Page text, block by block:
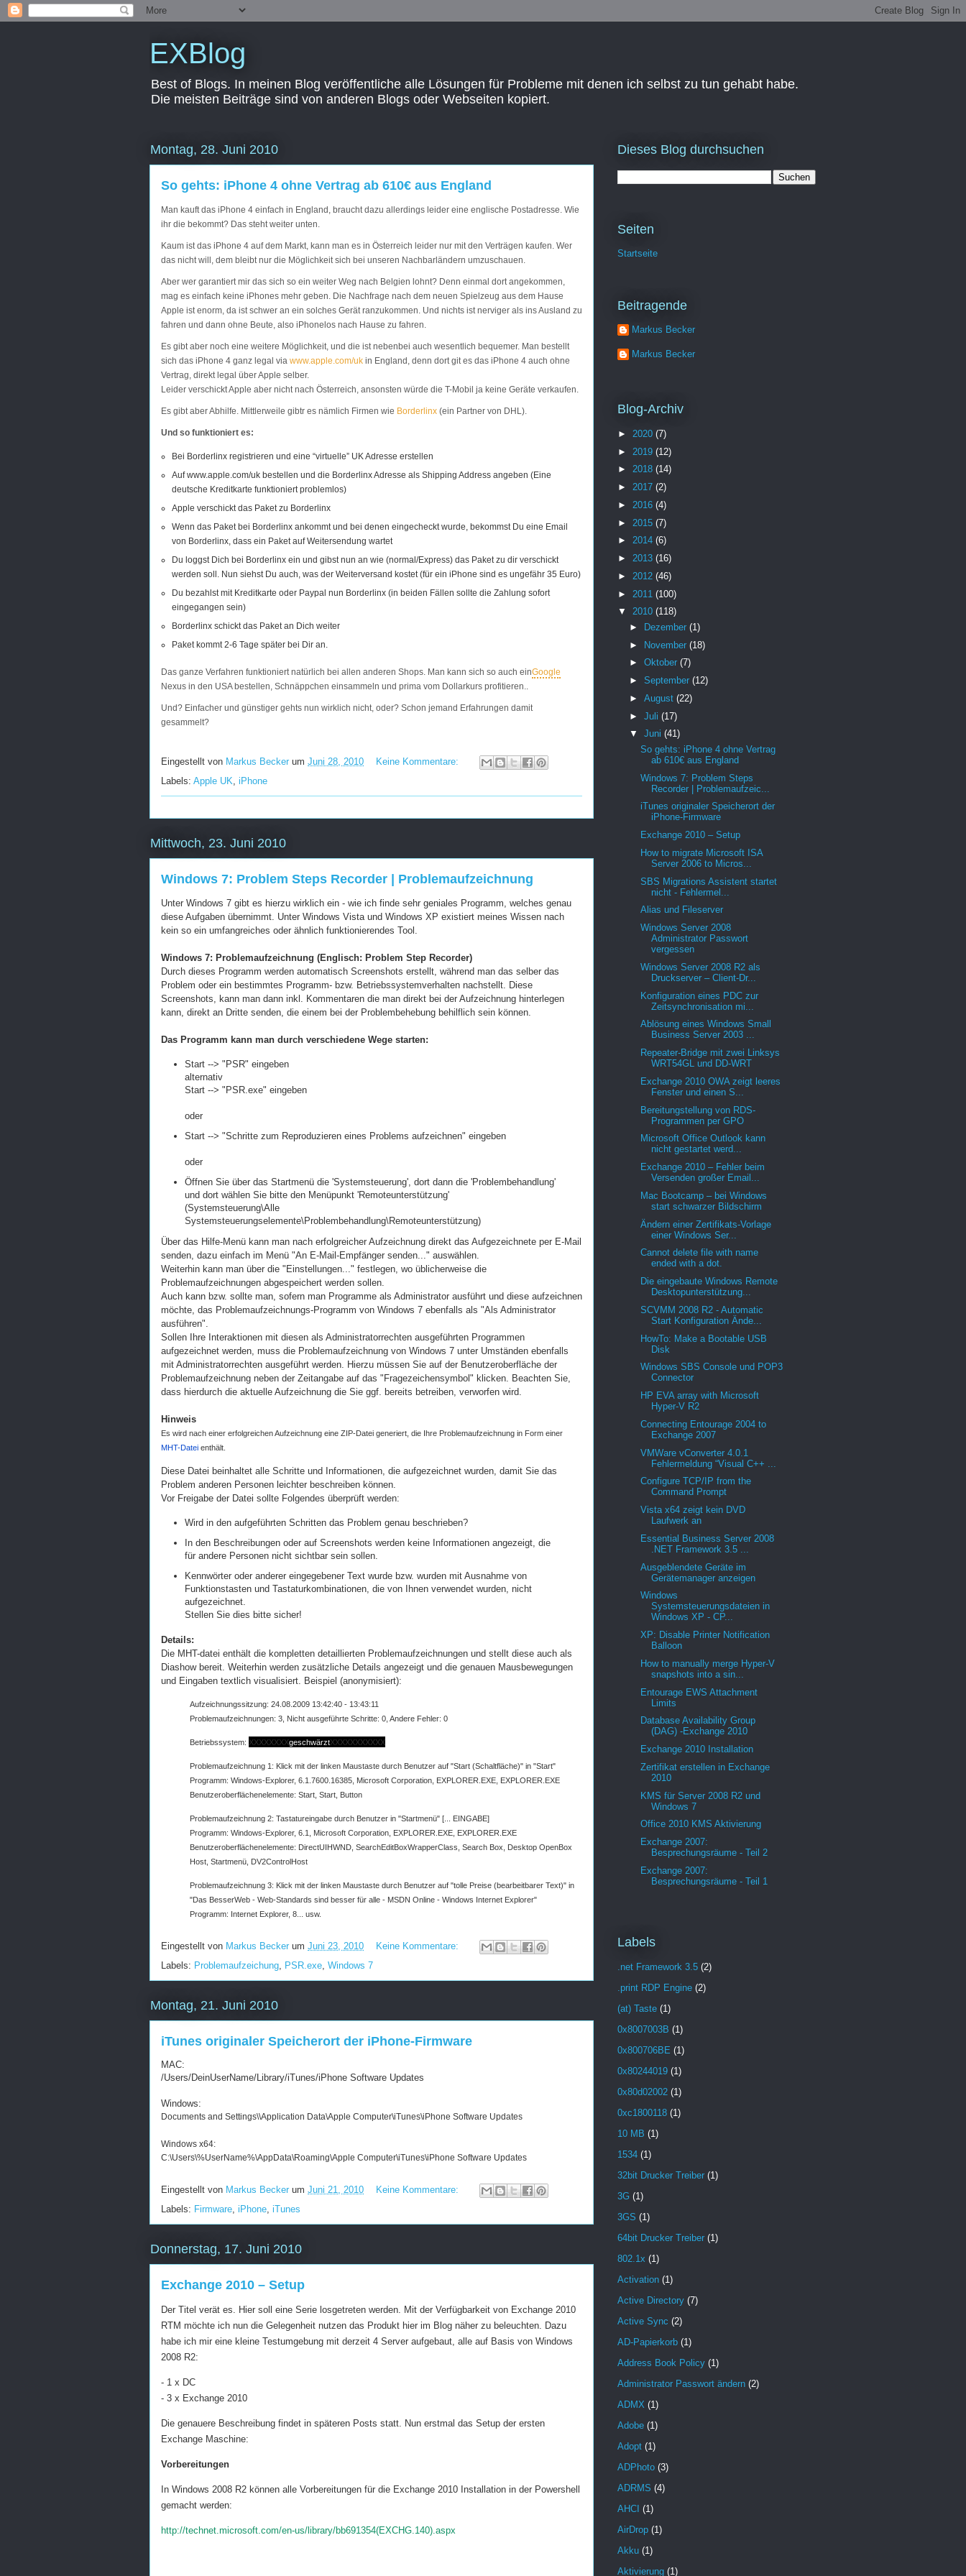
EXBlog
Best of Blogs. In meinen Blog veröffentliche alle Lösungen für Probleme mit denen ich selbst zu tun gehabt habe.
Die meisten Beiträge sind von anderen Blogs oder Webseiten kopiert.
Montag, 28. Juni 2010
So gehts: iPhone 4 ohne Vertrag ab 610€ aus England
Man kauft das iPhone 4 einfach in England, braucht dazu allerdings leider eine englische Postadresse. Wie
ihr die bekommt? Das steht weiter unten.
Kaum ist das iPhone 4 auf dem Markt, kann man es in Österreich leider nur mit den Verträgen kaufen. Wer
das nicht will, dem bleibt nur die Möglichkeit sich bei unseren Nachbarländern umzuschauen.
Aber wer garantiert mir das sich so ein weiter Weg nach Belgien lohnt? Denn einmal dort angekommen,
mag es einfach keine iPhones mehr geben. Die Nachfrage nach dem neuen Spielzeug aus dem Hause
Apple ist enorm, da ist schwer an ein solches Gerät ranzukommen. Und nichts ist nerviger als ins Ausland zu
fahren und dann ohne Beute, also iPhonelos nach Hause zu fahren.
Es gibt aber noch eine weitere Möglichkeit, und die ist nebenbei auch wesentlich bequemer. Man bestellt
sich das iPhone 4 ganz legal via www.apple.com/uk in England, denn dort git es das iPhone 4 auch ohne
Vertrag, direkt legal über Apple selber.
Leider verschickt Apple aber nicht nach Österreich, ansonsten würde die T-Mobil ja keine Geräte verkaufen.
Es gibt aber Abhilfe. Mittlerweile gibtr es nämlich Firmen wie Borderlinx (ein Partner von DHL).
Und so funktioniert es:
Bei Borderlinx registrieren und eine “virtuelle” UK Adresse erstellen
Auf www.apple.com/uk bestellen und die Borderlinx Adresse als Shipping Address angeben (Eine
deutsche Kreditkarte funktioniert problemlos)
Apple verschickt das Paket zu Borderlinx
Wenn das Paket bei Borderlinx ankommt und bei denen eingecheckt wurde, bekommst Du eine Email
von Borderlinx, dass ein Paket auf Weitersendung wartet
Du loggst Dich bei Borderlinx ein und gibst nun an wie (normal/Express) das Paket zu dir verschickt
werden soll. Nun siehst Du auch, was der Weiterversand kostet (für ein iPhone sind es ungefähr 35 Euro)
Du bezahlst mit Kreditkarte oder Paypal nun Borderlinx (in beiden Fällen sollte die Zahlung sofort
eingegangen sein)
Borderlinx schickt das Paket an Dich weiter
Paket kommt 2-6 Tage später bei Dir an.
Das ganze Verfahren funktioniert natürlich bei allen anderen Shops. Man kann sich so auch einGoogle
Nexus in den USA bestellen, Schnäppchen einsammeln und prima vom Dollarkurs profitieren..
Und? Einfacher und günstiger gehts nun wirklich nicht, oder? Schon jemand Erfahrungen damit
gesammelt?
Eingestellt von Markus Becker um Juni 28, 2010
Keine Kommentare:
Labels: Apple UK, iPhone
Mittwoch, 23. Juni 2010
Windows 7: Problem Steps Recorder | Problemaufzeichnung
Unter Windows 7 gibt es hierzu wirklich ein - wie ich finde sehr geniales Programm, welches genau
diese Aufgaben übernimmt. Unter Windows Vista und Windows XP existiert meines Wissen nach
kein so ein umfangreiches oder ähnlich funktionierendes Tool.
Windows 7: Problemaufzeichnung (Englisch: Problem Step Recorder)
Durch dieses Programm werden automatisch Screenshots erstellt, während man das selber das
Problem oder ein bestimmtes Programm- bzw. Betriebssystemverhalten nachstellt. Diese
Screenshots, kann man dann inkl. Kommentaren die man direkt bei der Aufzeichnung hinterlegen
kann, direkt an Dritte senden, die einem bei der Problembehebung behilflich sein können.
Das Programm kann man durch verschiedene Wege starten:
Start --> "PSR" eingeben
alternativ
Start --> "PSR.exe" eingeben
oder
Start --> "Schritte zum Reproduzieren eines Problems aufzeichnen" eingeben
oder
Öffnen Sie über das Startmenü die 'Systemsteuerung', dort dann die 'Problembehandlung'
und dort wählen Sie bitte den Menüpunkt 'Remoteunterstützung'
(Systemsteuerung\Alle
Systemsteuerungselemente\Problembehandlung\Remoteunterstützung)
Über das Hilfe-Menü kann man nach erfolgreicher Aufzeichnung direkt das Aufgezeichnete per E-Mail
senden, dazu einfach im Menü "An E-Mail-Empfänger senden..." auswählen.
Weiterhin kann man über die "Einstellungen..." festlegen, wo üblicherweise die
Problemaufzeichnungen abgespeichert werden sollen.
Auch kann bzw. sollte man, sofern man Programme als Administrator ausführt und diese aufzeichnen
möchte, das Problemaufzeichnungs-Programm von Windows 7 ebenfalls als "Als Administrator
ausführen".
Sollen Ihre Interaktionen mit diesen als Administratorrechten ausgeführten Programmen
aufgezeichnet werden, muss die Problemaufzeichnung von Windows 7 unter Umständen ebenfalls
mit Administratorrechten ausgeführt werden. Hierzu müssen Sie auf der Benutzeroberfläche der
Problemaufzeichnung neben der Zeitangabe auf das "Fragezeichensymbol" klicken. Beachten Sie,
dass hierdurch die aktuelle Aufzeichnung die Sie ggf. bereits betreiben, verworfen wird.
Hinweis
Es wird nach einer erfolgreichen Aufzeichnung eine ZIP-Datei generiert, die Ihre Problemaufzeichnung in Form einer
MHT-Datei enthält.
Diese Datei beinhaltet alle Schritte und Informationen, die aufgezeichnet wurden, damit Sie das
Problem anderen Personen leichter beschreiben können.
Vor Freigabe der Datei sollte Folgendes überprüft werden:
Wird in den aufgeführten Schritten das Problem genau beschrieben?
In den Beschreibungen oder auf Screenshots werden keine Informationen angezeigt, die
für andere Personen nicht sichtbar sein sollen.
Kennwörter oder anderer eingegebener Text wurde bzw. wurden mit Ausnahme von
Funktionstasten und Tastaturkombinationen, die von Ihnen verwendet wurden, nicht
aufgezeichnet.
Stellen Sie dies bitte sicher!
Details:
Die MHT-datei enthält die kompletten detaillierten Problemaufzeichnungen und stellt diese auch als
Diashow bereit. Weiterhin werden zusätzliche Details angezeigt und die genauen Mausbewegungen
und Eingaben textlich visualisiert. Beispiel (anonymisiert):
Aufzeichnungssitzung: 24.08.2009 13:42:40 - 13:43:11
Problemaufzeichnungen: 3, Nicht ausgeführte Schritte: 0, Andere Fehler: 0
Betriebssystem: XXXXXXXXgeschwärztXXXXXXXXXXX
Problemaufzeichnung 1: Klick mit der linken Maustaste durch Benutzer auf "Start (Schaltfläche)" in "Start"
Programm: Windows-Explorer, 6.1.7600.16385, Microsoft Corporation, EXPLORER.EXE, EXPLORER.EXE
Benutzeroberflächenelemente: Start, Start, Button
Problemaufzeichnung 2: Tastatureingabe durch Benutzer in "Startmenü" [... EINGABE]
Programm: Windows-Explorer, 6.1, Microsoft Corporation, EXPLORER.EXE, EXPLORER.EXE
Benutzeroberflächenelemente: DirectUIHWND, SearchEditBoxWrapperClass, Search Box, Desktop OpenBox
Host, Startmenü, DV2ControlHost
Problemaufzeichnung 3: Klick mit der linken Maustaste durch Benutzer auf "tolle Preise (bearbeitbarer Text)" in
"Das BesserWeb - Web-Standards sind besser für alle - MSDN Online - Windows Internet Explorer"
Programm: Internet Explorer, 8... usw.
Eingestellt von Markus Becker um Juni 23, 2010
Keine Kommentare:
Labels: Problemaufzeichung PSR.exe Windows 7
Montag, 21. Juni 2010
iTunes originaler Speicherort der iPhone-Firmware
MAC:
/Users/DeinUserName/Library/iTunes/iPhone Software Updates
Windows:
Documents and Settings\\Application Data\Apple Computer\iTunes\iPhone Software Updates
Windows x64:
C:\Users\%UserName%\AppData\Roaming\Apple Computer\iTunes\iPhone Software Updates
Eingestellt von Markus Becker um Juni 21, 2010
Keine Kommentare:
Labels: Firmware iPhone iTunes
Donnerstag, 17. Juni 2010
Exchange 2010 – Setup
Der Titel verät es. Hier soll eine Serie losgetreten werden. Mit der Verfügbarkeit von Exchange 2010
RTM möchte ich nun die Gelegenheit nutzen das Produkt hier im Blog näher zu beleuchten. Dazu
habe ich mir eine kleine Testumgebung mit derzeit 4 Server aufgebaut, alle auf Basis von Windows
2008 R2:
- 1 x DC
- 3 x Exchange 2010
Die genauere Beschreibung findet in späteren Posts statt. Nun erstmal das Setup der ersten
Exchange Maschine:
Vorbereitungen
In Windows 2008 R2 können alle Vorbereitungen für die Exchange 2010 Installation in der Powershell
gemacht werden:
http://technet.microsoft.com/en-us/library/bb691354(EXCHG.140).aspx
Dieses Blog durchsuchen
Seiten
Startseite
Beitragende
Markus Becker
Markus Becker
Blog-Archiv
► 2020 (7)
► 2019 (12)
► 2018 (14)
► 2017 (2)
► 2016 (4)
► 2015 (7)
► 2014 (6)
► 2013 (16)
► 2012 (46)
► 2011 (100)
▼ 2010 (118)
►
Dezember (1)
► November (18)
► Oktober (7)
► September (12)
► August (22)
► Juli (17)
▼ Juni (41)
So gehts: iPhone 4 ohne Vertrag
ab 610€ aus England
Windows 7: Problem Steps
Recorder | Problemaufzeic...
iTunes originaler Speicherort der
iPhone-Firmware
Exchange 2010 – Setup
How to migrate Microsoft ISA
Server 2006 to Micros...
SBS Migrations Assistent startet
nicht - Fehlermel...
Alias und Fileserver
Windows Server 2008
Administrator Passwort
vergessen
Windows Server 2008 R2 als
Druckserver – Client-Dr...
Konfiguration eines PDC zur
Zeitsynchronisation mi...
Ablösung eines Windows Small
Business Server 2003 ...
Repeater-Bridge mit zwei Linksys
WRT54GL und DD-WRT
Exchange 2010 OWA zeigt leeres
Fenster und einen S...
Bereitungstellung von RDS-
Programmen per GPO
Microsoft Office Outlook kann
nicht gestartet werd...
Exchange 2010 – Fehler beim
Versenden großer Email...
Mac Bootcamp – bei Windows
start schwarzer Bildschirm
Ändern einer Zertifikats-Vorlage
einer Windows Ser...
Cannot delete file with name
ended with a dot.
Die eingebaute Windows Remote
Desktopunterstützung...
SCVMM 2008 R2 - Automatic
Start Konfiguration Ände...
HowTo: Make a Bootable USB
Disk
Windows SBS Console und POP3
Connector
HP EVA array with Microsoft
Hyper-V R2
Connecting Entourage 2004 to
Exchange 2007
VMWare vConverter 4.0.1
Fehlermeldung “Visual C++ ...
Configure TCP/IP from the
Command Prompt
Vista x64 zeigt kein DVD
Laufwerk an
Essential Business Server 2008
.NET Framework 3.5 ...
Ausgeblendete Geräte im
Gerätemanager anzeigen
Windows
Systemsteuerungsdateien in
Windows XP - CP...
XP: Disable Printer Notification
Balloon
How to manually merge Hyper-V
snapshots into a sin...
Entourage EWS Attachment
Limits
Database Availability Group
(DAG) -Exchange 2010
Exchange 2010 Installation
Zertifikat erstellen in Exchange
2010
KMS für Server 2008 R2 und
Windows 7
Office 2010 KMS Aktivierung
Exchange 2007:
Besprechungsräume - Teil 2
Exchange 2007:
Besprechungsräume - Teil 1
Labels
.net Framework 3.5 (2)
.print RDP Engine (2)
(at) Taste (1)
0x8007003B (1)
0x800706BE (1)
0x80244019 (1)
0x80d02002 (1)
0xc1800118 (1)
10 MB (1)
1534 (1)
32bit Drucker Treiber (1)
3G (1)
3GS (1)
64bit Drucker Treiber (1)
802.1x (1)
Activation (1)
Active Directory (7)
Active Sync (2)
AD-Papierkorb (1)
Address Book Policy (1)
Administrator Passwort ändern (2)
ADMX (1)
Adobe (1)
Adopt (1)
ADPhoto (3)
ADRMS (4)
AHCI (1)
AirDrop (1)
Akku (1)
Aktivierung (1)